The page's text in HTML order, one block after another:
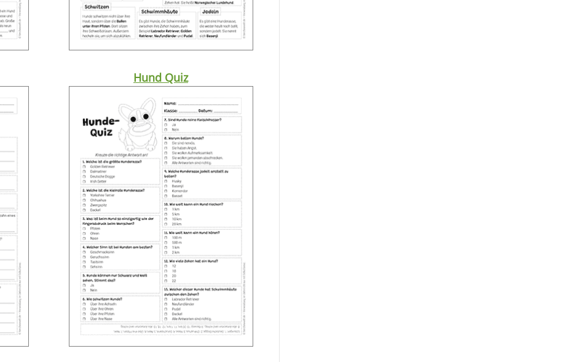
Hund Quiz